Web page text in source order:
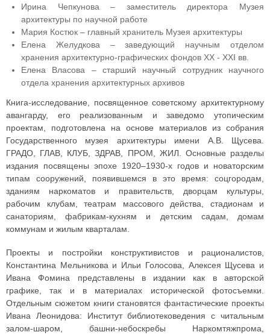
Ирина Чепкунова – заместитель директора Музея
архитектуры по научной работе
Мария Костюк – главный хранитель Музея архитектуры
Елена Желудкова – заведующий научным отделом
хранения архитектурно-графических фондов XX - XXI вв.
Елена Власова – старший научный сотрудник научного
отдела хранения архитектурных архивов
Книга-исследование, посвященное советскому архитектурному
авангарду, его реализованным и заведомо утопическим
проектам, подготовлена на основе материалов из собрания
Государственного музея архитектуры имени А.В. Щусева.
ГРАДО, ГЛАВ, КЛУБ, ЗДРАВ, ПРОМ, ЖИЛ. Основные разделы
издания посвящены эпохе 1920–1930-х годов и новаторским
типам сооружений, появившемся в это время: соцгородам,
зданиям наркоматов и правительств, дворцам культуры,
рабочим клубам, театрам массового действа, стадионам и
санаториям, фабрикам-кухням и детским садам, домам
коммунам и жилым кварталам.
Проекты и постройки конструктивистов и рационалистов,
Константина Мельникова и Ильи Голосова, Алексея Щусева и
Ивана Фомина представлены в издании как в авторской
графике, так и в материалах исторической фотосъемки.
Отдельным сюжетом книги становятся фантастические проекты
Ивана Леонидова: Институт библиотековедения с читальным
залом-шаром, башни-небоскребы Наркомтяжпрома,